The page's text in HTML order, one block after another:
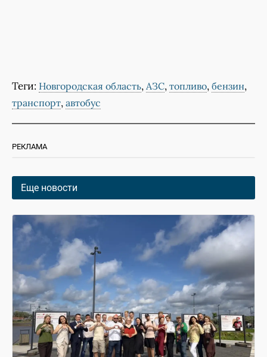
Теги: Новгородская область, АЗС, топливо, бензин,
транспорт, автобус
РЕКЛАМА
Еще новости